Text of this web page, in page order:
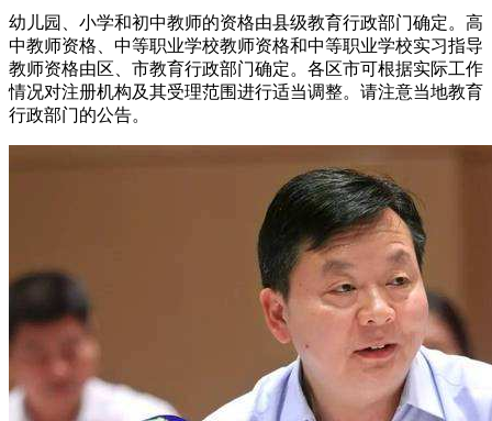
幼儿园、小学和初中教师的资格由县级教育行政部门确定。高
中教师资格、中等职业学校教师资格和中等职业学校实习指导
教师资格由区、市教育行政部门确定。各区市可根据实际工作
情况对注册机构及其受理范围进行适当调整。请注意当地教育
行政部门的公告。